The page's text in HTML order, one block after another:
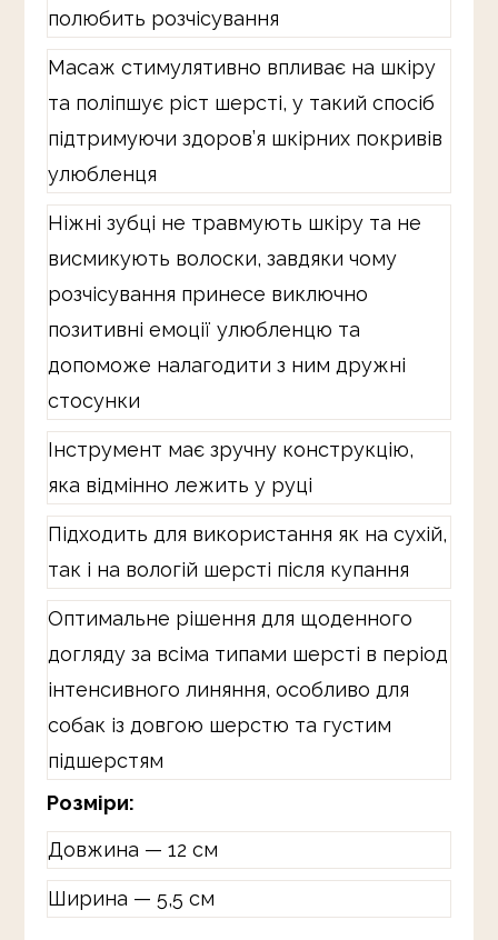
полюбить розчісування
Масаж стимулятивно впливає на шкіру
та поліпшує ріст шерсті, у такий спосіб
підтримуючи здоров’я шкірних покривів
улюбленця
Ніжні зубці не травмують шкіру та не
висмикують волоски, завдяки чому
розчісування принесе виключно
позитивні емоції улюбленцю та
допоможе налагодити з ним дружні
стосунки
Інструмент має зручну конструкцію,
яка відмінно лежить у руці
Підходить для використання як на сухій,
так і на вологій шерсті після купання
Оптимальне рішення для щоденного
догляду за всіма типами шерсті в період
інтенсивного линяння, особливо для
собак із довгою шерстю та густим
підшерстям
Розміри:
Довжина — 12 см
Ширина — 5,5 см